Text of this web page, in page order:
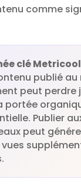
comme
clé
publié au
peut perdre
portée
Publier
peut
vues